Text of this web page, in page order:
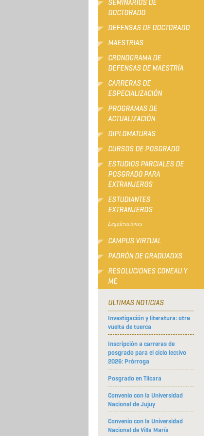
SEMINARIOS DE
DOCTORADO
DEFENSAS DE DOCTORADO
MAESTRIAS
CRONOGRAMA DE
DEFENSAS DE MAESTRÍA
CARRERAS DE
ESPECIALIZACIÓN
PROGRAMAS DE
ACTUALIZACIÓN
DIPLOMATURAS
CURSOS DE POSGRADO
ESTUDIOS PARCIALES DE
POSGRADO PARA
EXTRANJEROS
ESTUDIANTES
EXTRANJEROS
Legalizaciones
CAMPUS VIRTUAL
PADRÓN DE GRADUADXS
RESOLUCIONES CONEAU Y
ME
ULTIMAS NOTICIAS
Investigación y literatura: otra
vuelta de tuerca
Inscripción a carreras de
posgrado para el ciclo lectivo
2026: Prórroga
Posgrado en Tilcara
Convenio con la Universidad
Nacional de Jujuy
Convenio con la Universidad
Nacional de Villa María